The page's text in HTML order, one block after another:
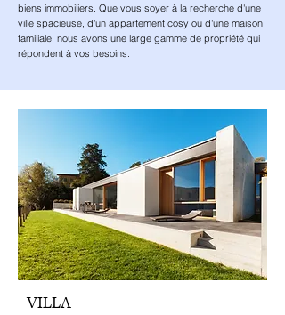
biens immobiliers. Que vous soyer à la recherche d'une
ville spacieuse, d'un appartement cosy ou d'une maison
familiale, nous avons une large gamme de propriété qui
répondent à vos besoins.
VILLA